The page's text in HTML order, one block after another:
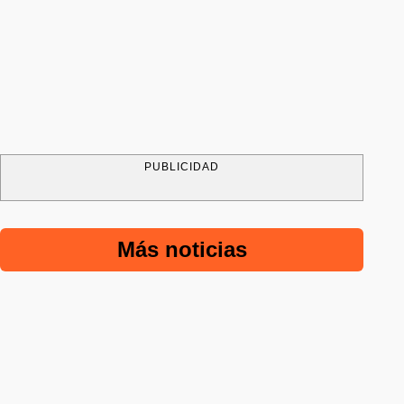
PUBLICIDAD
Más noticias